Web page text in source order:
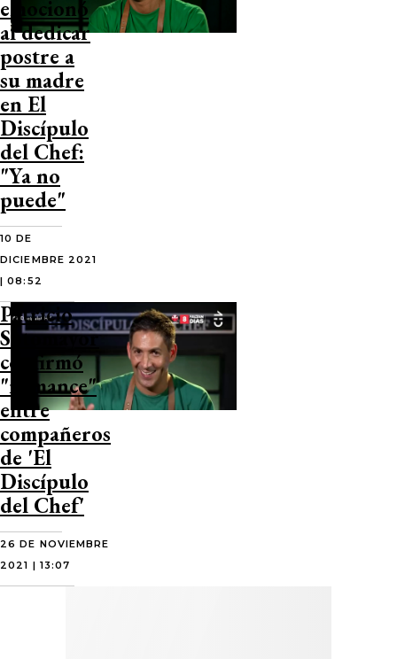
emocionó
al dedicar
postre a
su madre
en El
Discípulo
del Chef:
"Ya no
puede"
10 DE
DICIEMBRE 2021
| 08:52
Patricio
Sotomayor
confirmó
"romance"
entre
compañeros
de 'El
Discípulo
del Chef'
26 DE NOVIEMBRE
2021 | 13:07